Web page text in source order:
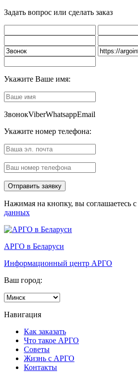
Задать вопрос или сделать заказ
Укажите Ваше имя:
ЗвонокViberWhatsappEmail
Укажите номер телефона:
Нажимая на кнопку, вы соглашаетесь с
данных
АРГО в Беларуси
Информационный центр АРГО
Ваш город:
Навигация
Как заказать
Что такое АРГО
Советы
Жизнь с АРГО
Контакты